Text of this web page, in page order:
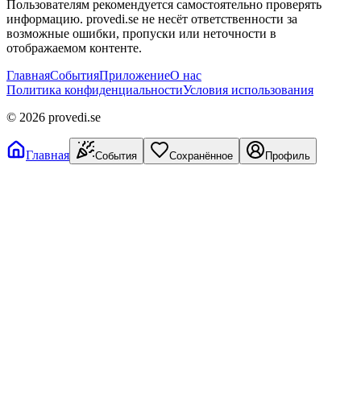
Пользователям рекомендуется самостоятельно проверять
информацию. provedi.se не несёт ответственности за
возможные ошибки, пропуски или неточности в
отображаемом контенте.
ГлавнаяСобытияПриложениеО нас
Политика конфиденциальностиУсловия использования
© 2026 provedi.se
Главная События Сохранённое Профиль